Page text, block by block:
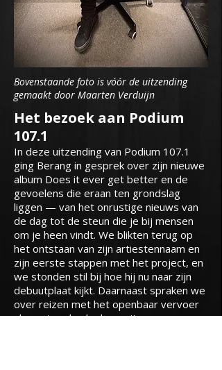
Bovenstaande foto is vóór de uitzending
gemaakt door Maarten Verduijn
Het bezoek aan Podium
107.1
In deze uitzending van Podium 107.1
ging Berang in gesprek over zijn nieuwe
album Does it ever get better en de
gevoelens die eraan ten grondslag
liggen — van het onrustige nieuws van
de dag tot de steun die je bij mensen
om je heen vindt. We blikten terug op
het ontstaan van zijn artiestennaam en
zijn eerste stappen met het project, en
we stonden stil bij hoe hij nu naar zijn
debuutplaat kijkt. Daarnaast spraken we
over reizen met het openbaar vervoer
als vast onderdeel van zijn